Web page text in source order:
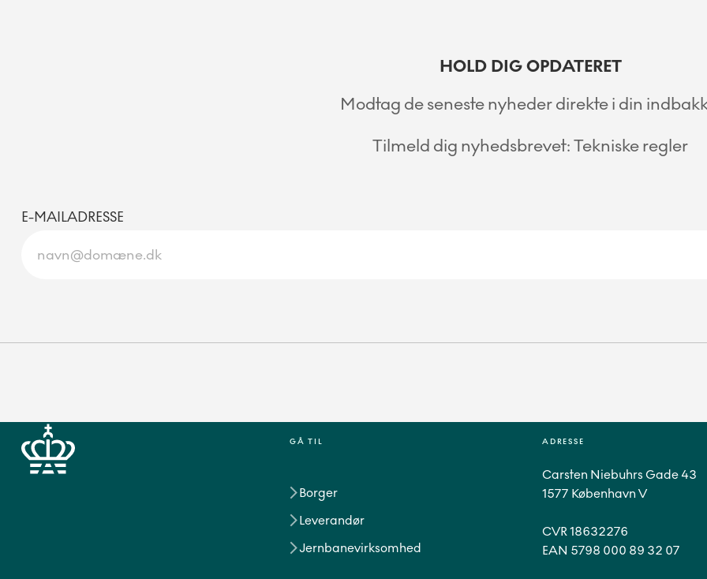
HOLD DIG OPDATERET
Modtag de seneste nyheder direkte i din
Tilmeld dig nyhedsbrevet: Tekniske regler
E-MAILADRESSE
GÅ TIL
Borger
Leverandør
Jernbanevirksomhed
ADRESSE
Carsten Niebuhrs Gade 43
1577 København V
CVR 18632276
EAN 5798 000 89 32 07